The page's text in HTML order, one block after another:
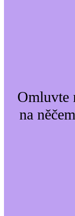
Omluvte
na